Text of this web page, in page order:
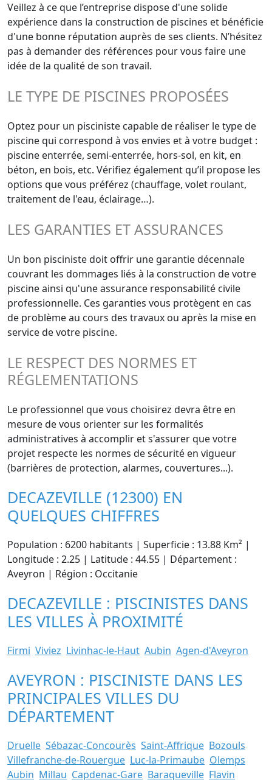
Veillez à ce que l’entreprise dispose d'une solide
expérience dans la construction de piscines et bénéficie
d'une bonne réputation auprès de ses clients. N’hésitez
pas à demander des références pour vous faire une
idée de la qualité de son travail.
LE TYPE DE PISCINES PROPOSÉES
Optez pour un pisciniste capable de réaliser le type de
piscine qui correspond à vos envies et à votre budget :
piscine enterrée, semi-enterrée, hors-sol, en kit, en
béton, en bois, etc. Vérifiez également qu’il propose les
options que vous préférez (chauffage, volet roulant,
traitement de l'eau, éclairage…).
LES GARANTIES ET ASSURANCES
Un bon pisciniste doit offrir une garantie décennale
couvrant les dommages liés à la construction de votre
piscine ainsi qu'une assurance responsabilité civile
professionnelle. Ces garanties vous protègent en cas
de problème au cours des travaux ou après la mise en
service de votre piscine.
LE RESPECT DES NORMES ET
RÉGLEMENTATIONS
Le professionnel que vous choisirez devra être en
mesure de vous orienter sur les formalités
administratives à accomplir et s'assurer que votre
projet respecte les normes de sécurité en vigueur
(barrières de protection, alarmes, couvertures...).
DECAZEVILLE (12300) EN
QUELQUES CHIFFRES
Population : 6200 habitants | Superficie : 13.88 Km² |
Longitude : 2.25 | Latitude : 44.55 | Département :
Aveyron | Région : Occitanie
DECAZEVILLE : PISCINISTES DANS
LES VILLES À PROXIMITÉ
Firmi Viviez Livinhac-le-Haut Aubin Agen-d'Aveyron
AVEYRON : PISCINISTE DANS LES
PRINCIPALES VILLES DU
DÉPARTEMENT
Druelle Sébazac-Concourès Saint-Affrique Bozouls
Villefranche-de-Rouergue Luc-la-Primaube Olemps
Aubin Millau Capdenac-Gare Baraqueville Flavin